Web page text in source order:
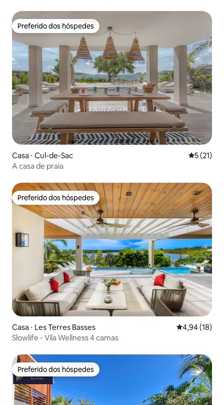
Preferido dos hóspedes
Preferido dos hóspedes
Casa ⋅ Cul-de-Sac 5 de uma
5 (21)
A casa de praia
Preferido dos hóspedes
Preferido dos hóspedes
Casa ⋅ Les Terres Basses 4,94 de uma
4,94 (18)
Slowlife - Vila Wellness 4 camas
Preferido dos hóspedes
Preferido dos hóspedes